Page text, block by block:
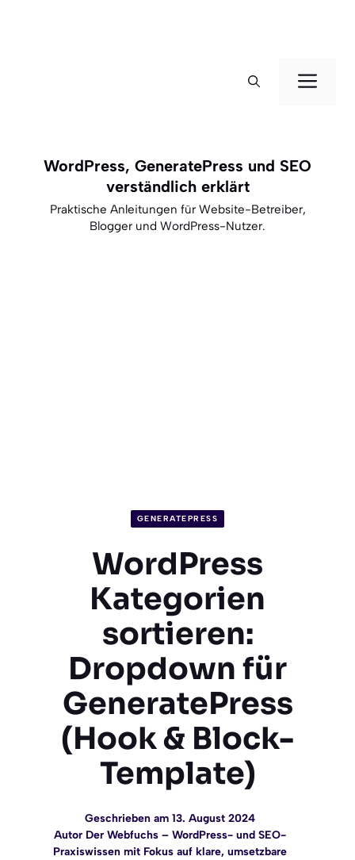
WordPress, GeneratePress und SEO
verständlich erklärt
Praktische Anleitungen für Website-Betreiber,
Blogger und WordPress-Nutzer.
GENERATEPRESS
WordPress
Kategorien
sortieren:
Dropdown für
GeneratePress
(Hook & Block-
Template)
Geschrieben am 13. August 2024
Autor Der Webfuchs – WordPress- und SEO-
Praxiswissen mit Fokus auf klare, umsetzbare